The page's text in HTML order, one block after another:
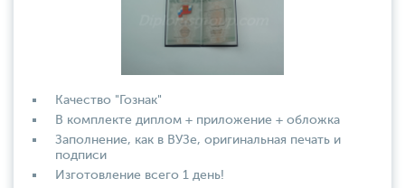
Качество "Гознак"
В комплекте диплом + приложение + обложка
Заполнение, как в ВУЗе, оригинальная печать и
подписи
Изготовление всего 1 день!